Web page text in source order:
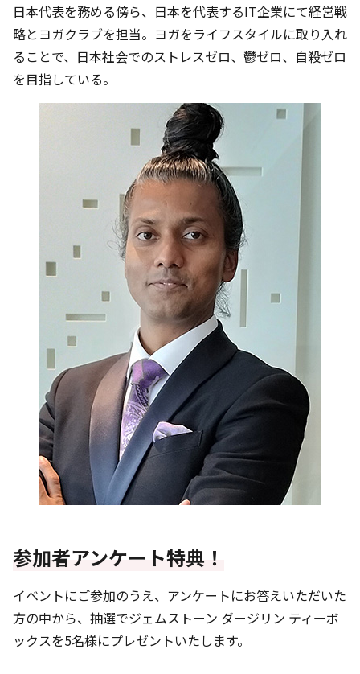
日本代表を務める傍ら、日本を代表するIT企業にて経営戦
略とヨガクラブを担当。ヨガをライフスタイルに取り入れ
ることで、日本社会でのストレスゼロ、鬱ゼロ、自殺ゼロ
を目指している。
参加者アンケート特典！
イベントにご参加のうえ、アンケートにお答えいただいた
方の中から、抽選でジェムストーン ダージリン ティーボ
ックスを5名様にプレゼントいたします。